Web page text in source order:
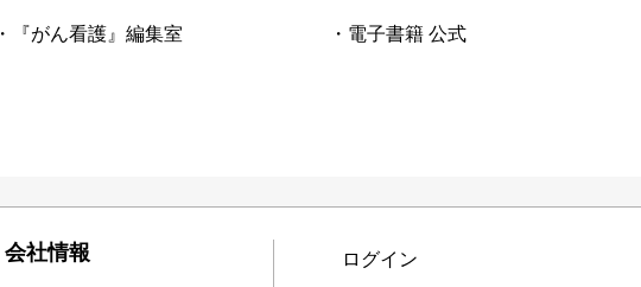
・『がん看護』編集室 ・電子書籍 公式
会社情報
ログイン